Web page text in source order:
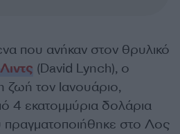
που ανήκαν στον θρυλικό
(David Lynch), ο
ζωή τον Ιανουάριο,
4 εκατομμύρια δολάρια
πραγματοποιήθηκε στο Λος